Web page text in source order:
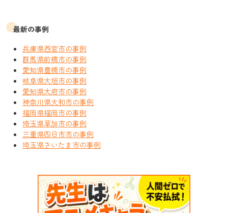
最新の事例
兵庫県西宮市の事例
群馬県前橋市の事例
愛知県豊橋市の事例
岐阜県大垣市の事例
愛知県大府市の事例
神奈川県大和市の事例
福岡県福岡市の事例
埼玉県草加市の事例
三重県四日市市の事例
埼玉県さいたま市の事例